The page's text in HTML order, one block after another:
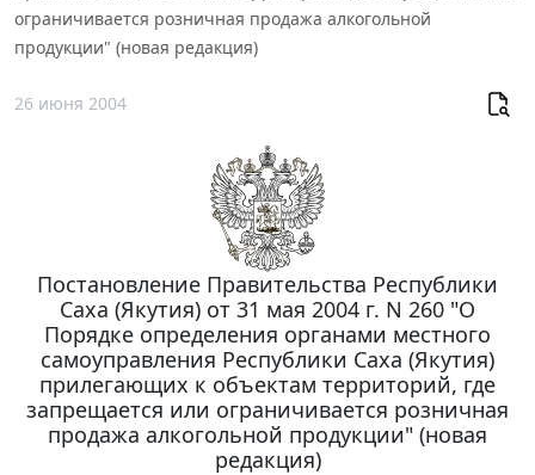
ограничивается розничная продажа алкогольной
продукции" (новая редакция)
26 июня 2004
Постановление Правительства Республики
Саха (Якутия) от 31 мая 2004 г. N 260 "О
Порядке определения органами местного
самоуправления Республики Саха (Якутия)
прилегающих к объектам территорий, где
запрещается или ограничивается розничная
продажа алкогольной продукции" (новая
редакция)